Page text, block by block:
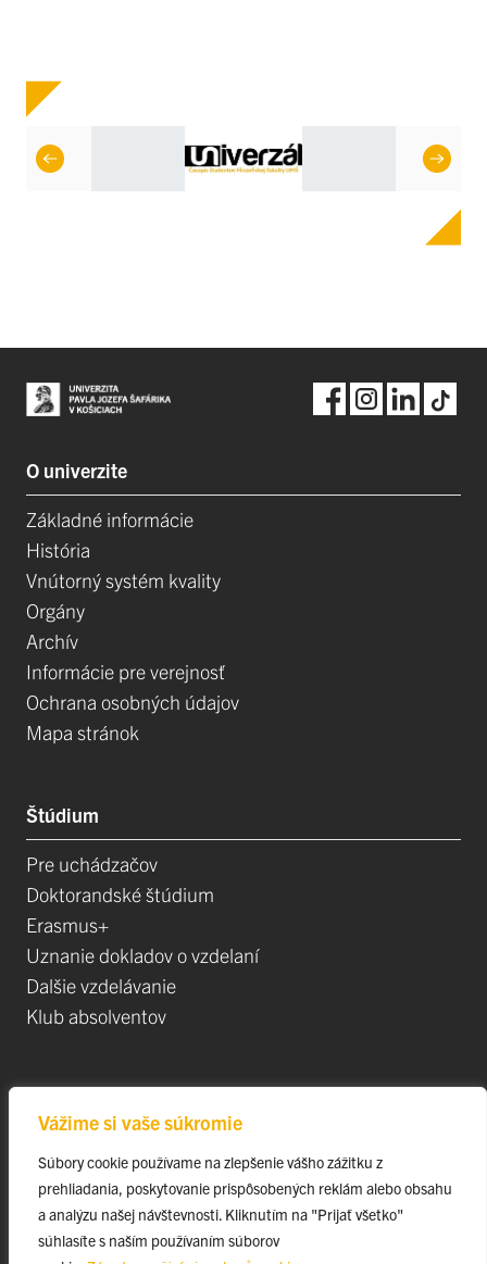
Vážime si vaše súkromie
Súbory cookie používame na zlepšenie vášho zážitku z
prehliadania, poskytovanie prispôsobených reklám alebo obsahu
a analýzu našej návštevnosti. Kliknutím na "Prijať všetko"
súhlasíte s naším používaním súborov
O univerzite
Základné informácie
História
Vnútorný systém kvality
Orgány
Archív
Informácie pre verejnosť
Ochrana osobných údajov
Mapa stránok
Štúdium
Pre uchádzačov
Doktorandské štúdium
Erasmus+
Uznanie dokladov o vzdelaní
Dalšie vzdelávanie
Klub absolventov
Projekty
Špičkové tímy
TIP-UPJŠ